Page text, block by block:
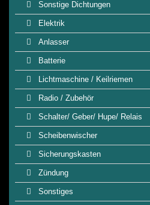
Sonstige Dichtungen
Elektrik
Anlasser
Batterie
Lichtmaschine / Keilriemen
Radio / Zubehör
Schalter/ Geber/ Hupe/ Relais
Scheibenwischer
Sicherungskasten
Zündung
Sonstiges